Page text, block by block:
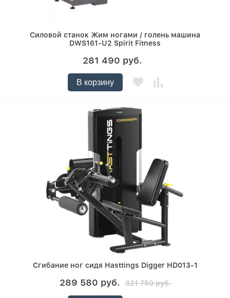
Силовой станок Жим ногами / голень машина
DWS161-U2 Spirit Fitness
281 490 руб.
В корзину
Сгибание ног сидя Hasttings Digger HD013-1
289 580 руб. 321 750 руб.